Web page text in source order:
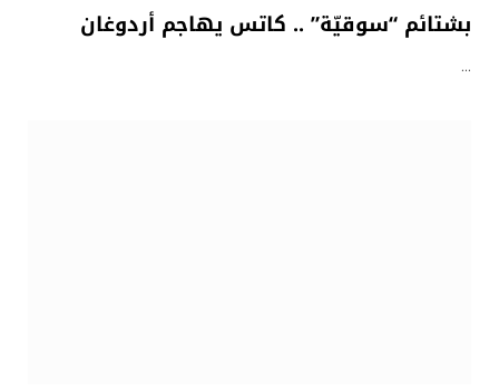
بشتائم “سوقيّة” .. كاتس يهاجم أردوغان
…